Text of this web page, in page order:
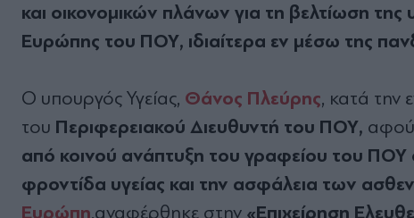
και οικονομικών πλάνων για τη βελτίωση της
Ευρώπης του ΠΟΥ, ιδιαίτερα εν μέσω της
Ο υπουργός Υγείας, Θάνος Πλεύρης, κατά την
του Περιφερειακού Διευθυντή του ΠΟΥ, αφού
από κοινού ανάπτυξη του γραφείου του ΠΟΥ
φροντίδα υγείας και την ασφάλεια των
Ευρώπη,αναφέρθηκε στην «Επιχείρηση